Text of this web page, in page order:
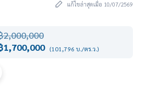
แก้ไขล่าสุดเมื่อ 10/07/2569
2,000,000
1,700,000 (101,796 บ./ตร.ว.)